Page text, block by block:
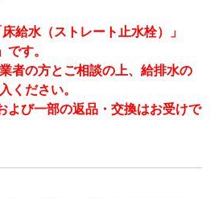
給水（ストレート止水栓）」
です。
者の方とご相談の上、給排水の
ください。
よび一部の返品・交換はお受けで